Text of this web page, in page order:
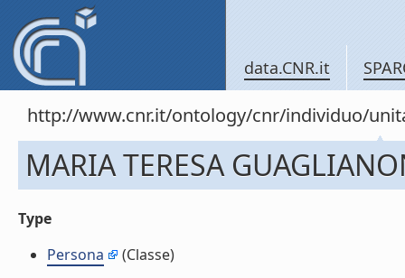
data.CNR.it
http://www.cnr.it/ontology/cnr/individuo/
MARIA TERESA
Type
Persona
(Classe)